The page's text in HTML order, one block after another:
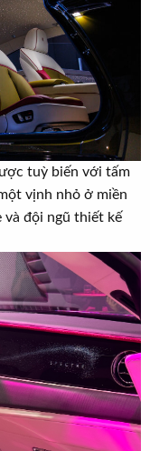
tuỳ biến với tấm
vịnh nhỏ ở miền
và đội ngũ thiết kế